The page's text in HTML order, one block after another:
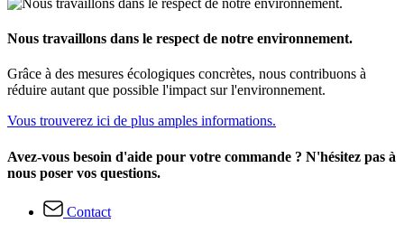
Nous travaillons dans le respect de notre environnement.
Grâce à des mesures écologiques concrètes, nous contribuons à
réduire autant que possible l'impact sur l'environnement.
Vous trouverez ici de plus amples informations.
Avez-vous besoin d'aide pour votre commande ? N'hésitez pas à
nous poser vos questions.
Contact